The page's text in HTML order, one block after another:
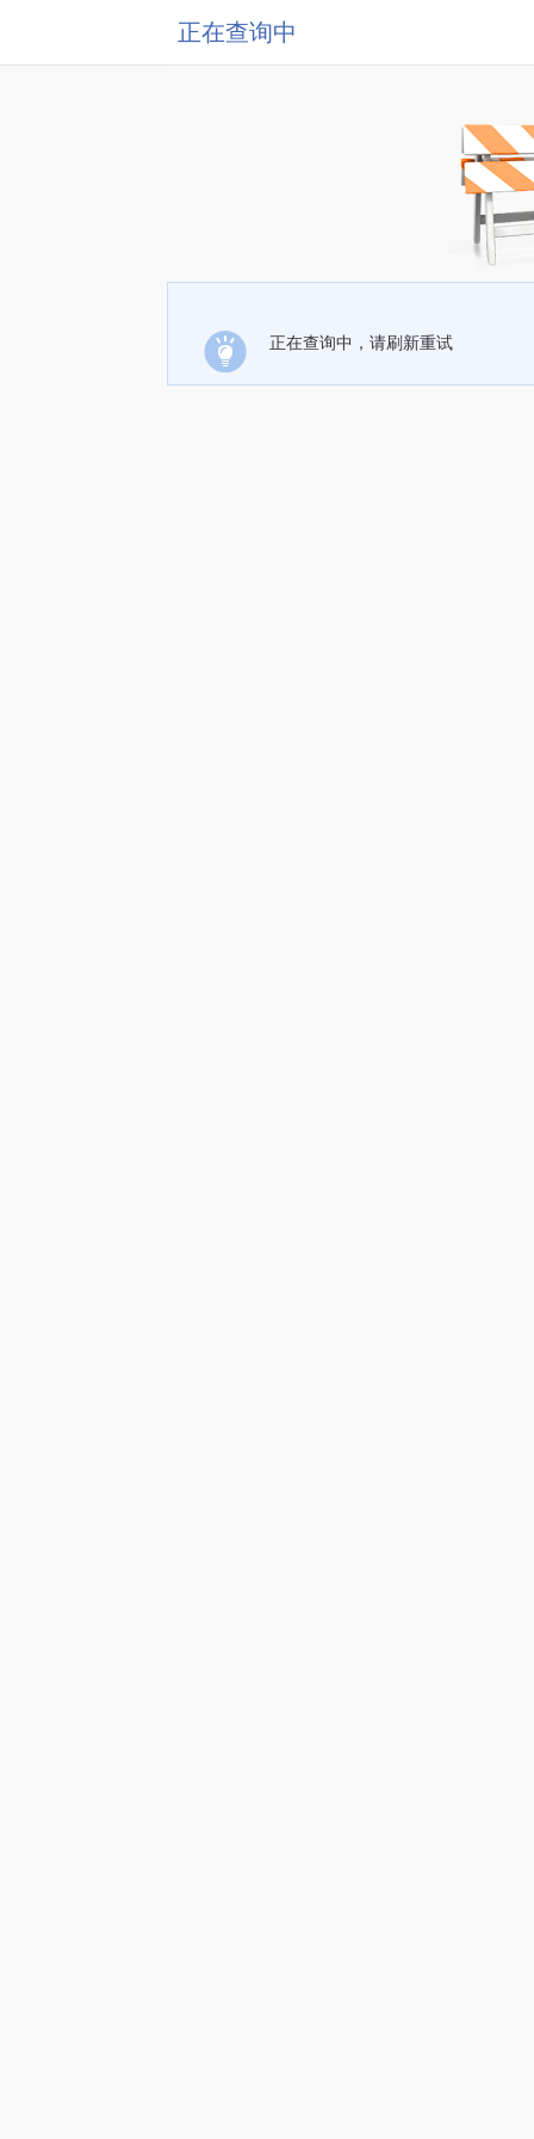
正在查询中
正在查询中，请刷新重试